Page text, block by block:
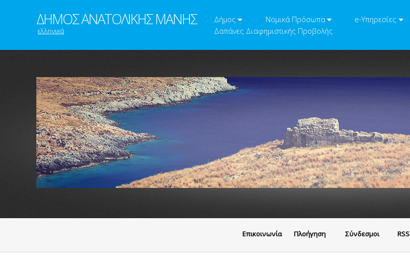
ΔΗΜΟΣ ΑΝΑΤΟΛΙΚΗΣ ΜΑΝΗΣ
ελληνικά
Δήμος Νομικά Πρόσωπα e-Υπηρεσίες
Δαπάνες Διαφημιστικής Προβολής
Eπικοινωνία Πλοήγηση Σύνδεσμοι RSS